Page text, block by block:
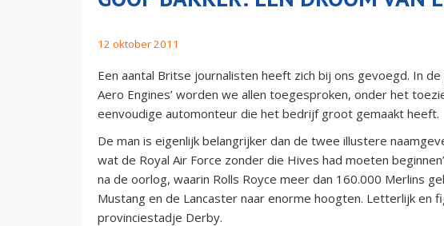
12 oktober 2011
Een aantal Britse journalisten heeft zich bij ons gevoegd. In
Aero Engines’ worden we allen toegesproken, onder het
eenvoudige automonteur die het bedrijf groot gemaakt heeft.
De man is eigenlijk belangrijker dan de twee illustere
wat de Royal Air Force zonder die Hives had moeten
na de oorlog, waarin Rolls Royce meer dan 160.000 Merlins
Mustang en de Lancaster naar enorme hoogten. Letterlijk en
provinciestadje Derby.